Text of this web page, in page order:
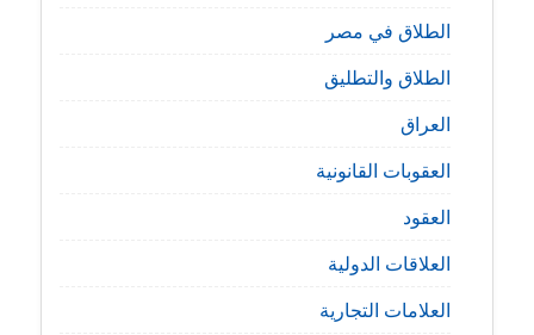
الطلاق في مصر
الطلاق والتطليق
العراق
العقوبات القانونية
العقود
العلاقات الدولية
العلامات التجارية